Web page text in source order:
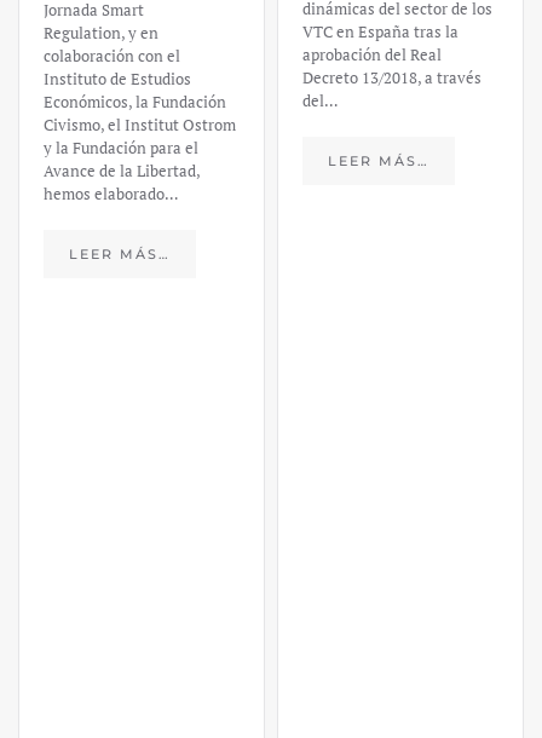
Jornada Smart
Regulation, y en
colaboración con el
Instituto de Estudios
Económicos, la Fundación
Civismo, el Institut Ostrom
y la Fundación para el
Avance de la Libertad,
hemos elaborado…
LEER MÁS…
dinámicas del sector de los
VTC en España tras la
aprobación del Real
Decreto 13/2018, a través
del…
LEER MÁS…